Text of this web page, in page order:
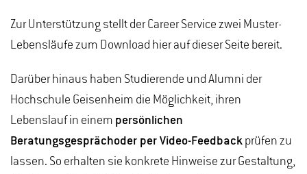
Zur Unterstützung stellt der Career Service zwei Muster-
Lebensläufe zum Download hier auf dieser Seite bereit.
Darüber hinaus haben Studierende und Alumni der
Hochschule Geisenheim die Möglichkeit, ihren
Lebenslauf in einem persönlichen
Beratungsgesprächoder per Video-Feedback prüfen zu
lassen. So erhalten sie konkrete Hinweise zur Gestaltung,